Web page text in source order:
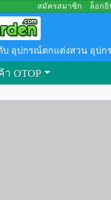
สมัครสมาชิก ล็อกอิ
อุปกรณ์ตกแต่งสวน อุปก
OTOP